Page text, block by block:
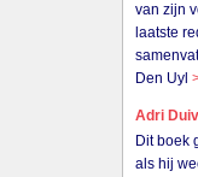
van zijn
laatste
Den Uyl
Adri
Dit boek
als hij